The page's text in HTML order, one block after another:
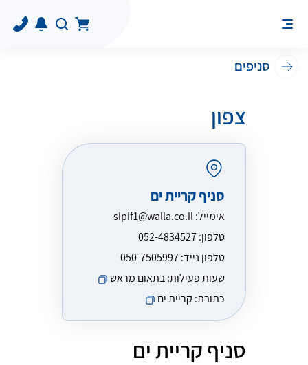
סניפים
צפון
סניף קריית ים
אימייל:sipif1@walla.co.il
טלפון:052-4834527
טלפון נייד:050-7505997
שעות פעילות:בתאום מראש
כתובת: קריית ים
סניף קריית ים